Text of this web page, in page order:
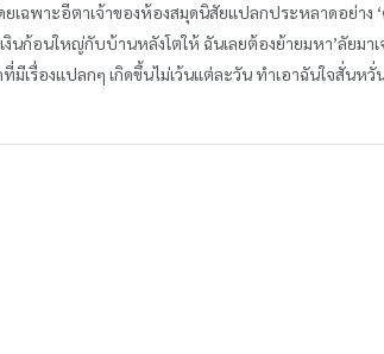
ฉพาะอีตาเจ้าของห้องสมุดนิสัยแปลกประหลาดอย่าง
ก้อนใหญ่กับบ้านหลังโตให้ ฉันเลยต้องย้ายมหา’ลัยมา
เรื่องแปลกๆ เกิดขึ้นไม่เว้นแต่ละวัน ทำเอาฉันใจสั่นห